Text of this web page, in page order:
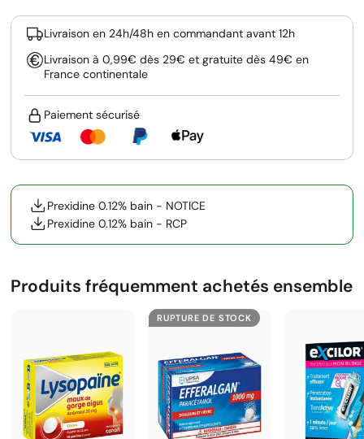
Livraison en 24h/48h en commandant avant 12h
Livraison à 0,99€ dès 29€ et gratuite dès 49€ en
France continentale
Paiement sécurisé
Prexidine 0.12% bain - NOTICE
Prexidine 0.12% bain - RCP
Produits fréquemment achetés ensemble
RUPTURE DE STOCK